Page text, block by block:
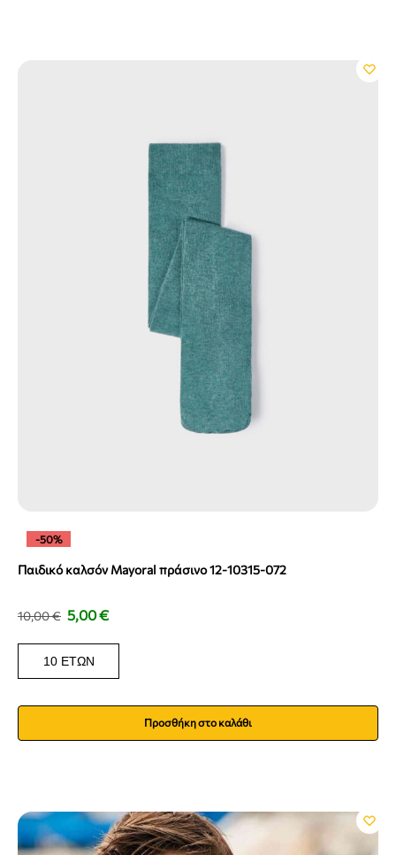
-50%
Παιδικό καλσόν Mayoral πράσινο 12-10315-072
10,00€ 5,00€
10 ΕΤΏΝ
Προσθήκη στο καλάθι